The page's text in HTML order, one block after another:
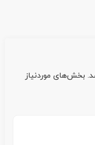
بخش‌های موردنیاز